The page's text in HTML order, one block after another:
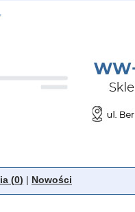
(0) | Nowości